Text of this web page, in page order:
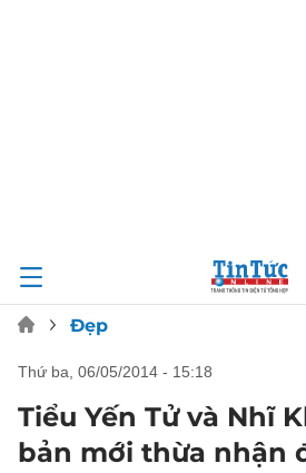
Đẹp
thứ ba, 06/05/2014 - 15:18
Tiểu Yến Tử và Nhĩ
bản mới thừa nhận